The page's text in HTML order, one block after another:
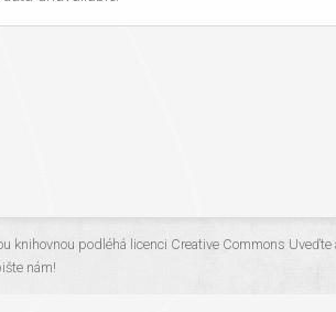
knihovnou podléhá licenci Creative Commons Uveďte
nám!